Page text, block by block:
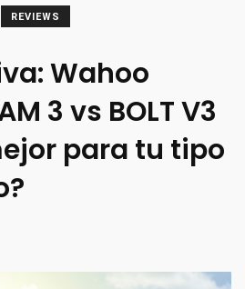
REVIEWS
Wahoo
3 vs BOLT V3
para tu tipo